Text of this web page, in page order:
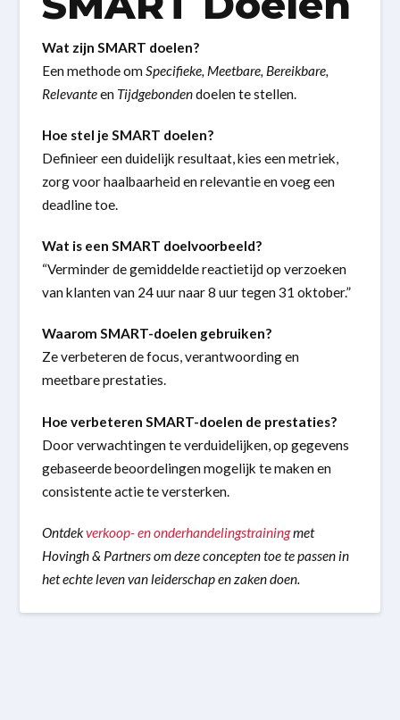
Wat zijn SMART doelen?
Een methode omSpecifieke, Meetbare, Bereikbare,
Relevanteen Tijdgebondendoelen te stellen.
Hoe stel je SMART doelen?
Definieer een duidelijk resultaat, kies een metriek,
zorg voor haalbaarheid en relevantie en voeg een
deadline toe.
Wat is een SMART doelvoorbeeld?
“Verminder de gemiddelde reactietijd op verzoeken
van klanten van 24 uur naar 8 uur tegen 31 oktober.”
Waarom SMART-doelen gebruiken?
Ze verbeteren de focus, verantwoording en
meetbare prestaties.
Hoe verbeteren SMART-doelen de prestaties?
Door verwachtingen te verduidelijken, op gegevens
gebaseerde beoordelingen mogelijk te maken en
consistente actie te versterken.
Ontdekverkoop- en onderhandelingstrainingmet
Hovingh & Partners om deze concepten toe te passen in
het echte leven van leiderschap en zaken doen.